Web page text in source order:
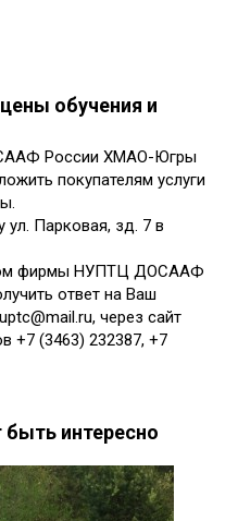
обучения и
России ХМАО-Югры
покупателям услуги
Парковая, зд. 7 в
фирмы НУПТЦ ДОСААФ
ответ на Ваш
через сайт
+7 (3463) 232387, +7
интересно